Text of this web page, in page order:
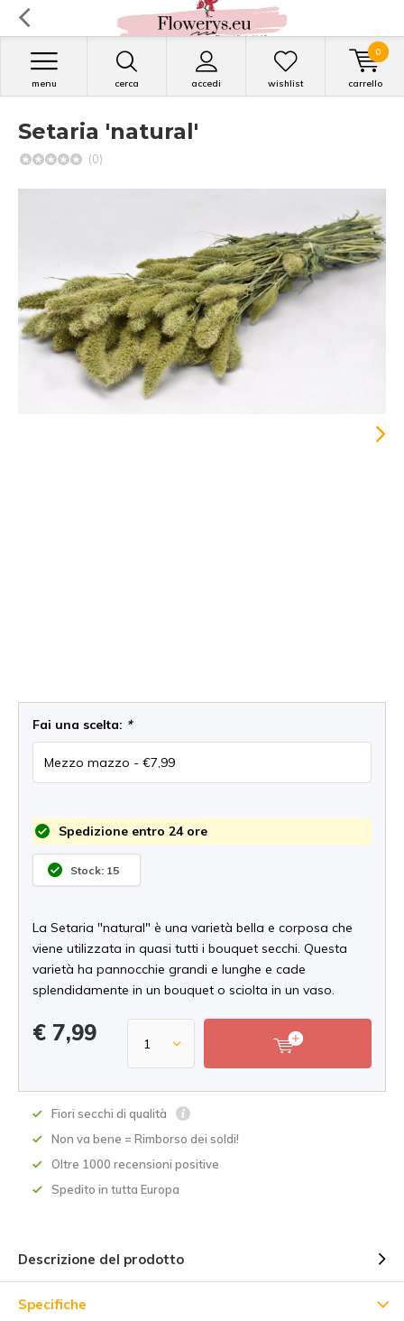
cerca accedi
menu wishlist carrello
0
Setaria 'natural'
(0)
Fai una scelta: *
Spedizione entro 24 ore
Stock: 15
La Setaria "natural" è una varietà bella e corposa che
viene utilizzata in quasi tutti i bouquet secchi. Questa
varietà ha pannocchie grandi e lunghe e cade
splendidamente in un bouquet o sciolta in un vaso.
€ 7,99
Fiori secchi di qualità
Non va bene = Rimborso dei soldi!
Oltre 1000 recensioni positive
Spedito in tutta Europa
Descrizione del prodotto
Specifiche